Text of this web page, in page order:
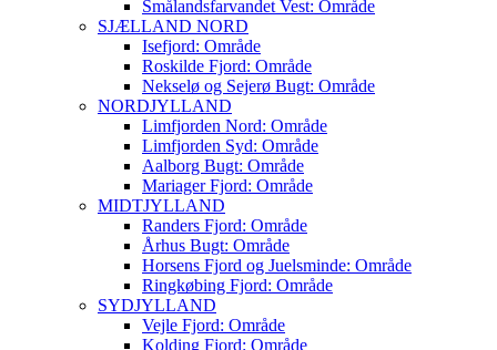
Smålandsfarvandet Vest: Område
SJÆLLAND NORD
Isefjord: Område
Roskilde Fjord: Område
Nekselø og Sejerø Bugt: Område
NORDJYLLAND
Limfjorden Nord: Område
Limfjorden Syd: Område
Aalborg Bugt: Område
Mariager Fjord: Område
MIDTJYLLAND
Randers Fjord: Område
Århus Bugt: Område
Horsens Fjord og Juelsminde: Område
Ringkøbing Fjord: Område
SYDJYLLAND
Vejle Fjord: Område
Kolding Fjord: Område